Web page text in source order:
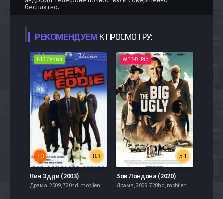
бесплатно.
РЕКОМЕНДУЕМ К ПРОСМОТРУ:
1-13 Серия
8.3
7.3
Кин Эдди (2003)
Драма, 2009, 720hd, mobilen
WEB-DLRip
5.1
Зов Лондона (2020)
Драма, 2009, 720hd, mobilen